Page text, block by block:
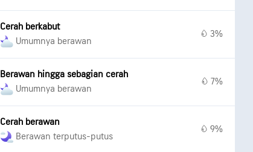
Cerah berkabut
Umumnya berawan
3%
Berawan hingga sebagian cerah
Umumnya berawan
7%
Cerah berawan
Berawan terputus-putus
9%